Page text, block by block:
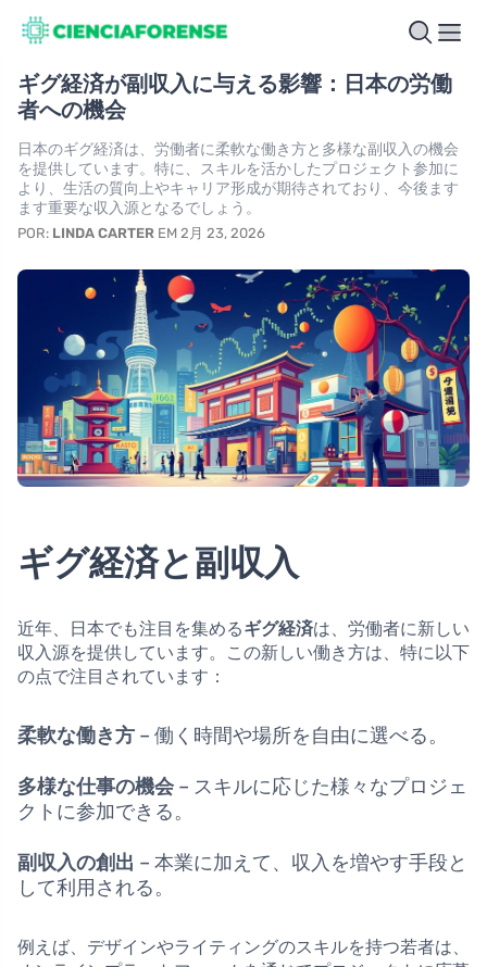
ギグ経済が副収入に与える影響：日本の労働
者への機会
日本のギグ経済は、労働者に柔軟な働き方と多様な副収入の機会
を提供しています。特に、スキルを活かしたプロジェクト参加に
より、生活の質向上やキャリア形成が期待されており、今後ます
ます重要な収入源となるでしょう。
POR: LINDA CARTER EM 2月 23, 2026
ギグ経済と副収入
近年、日本でも注目を集めるギグ経済は、労働者に新しい
収入源を提供しています。この新しい働き方は、特に以下
の点で注目されています：
柔軟な働き方 – 働く時間や場所を自由に選べる。
多様な仕事の機会– スキルに応じた様々なプロジェ
クトに参加できる。
副収入の創出 – 本業に加えて、収入を増やす手段と
して利用される。
例えば、デザインやライティングのスキルを持つ若者は、